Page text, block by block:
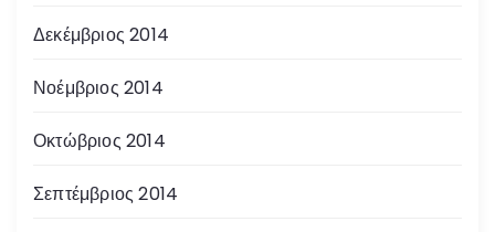
Δεκέμβριος 2014
Νοέμβριος 2014
Οκτώβριος 2014
Σεπτέμβριος 2014